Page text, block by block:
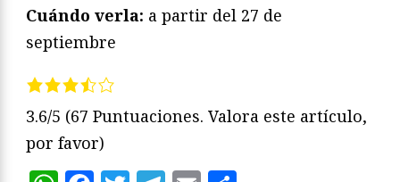
Cuándo verla: a partir del 27 de
septiembre
3.6/5 (67 Puntuaciones. Valora este artículo,
por favor)